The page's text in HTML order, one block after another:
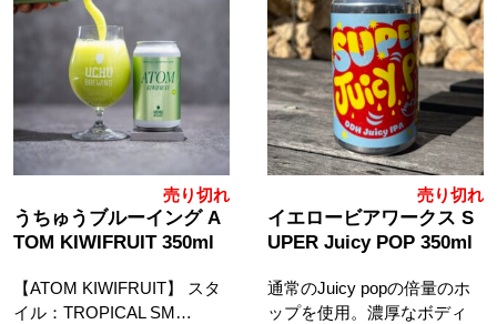
売り切れ
うちゅうブルーイング A
TOM KIWIFRUIT 350ml
【ATOM KIWIFRUIT】 スタ
イル：TROPICAL SM…
売り切れ
イエロービアワークス S
UPER Juicy POP 350ml
通常のJuicy popの倍量のホ
ップを使用。濃厚なボディ